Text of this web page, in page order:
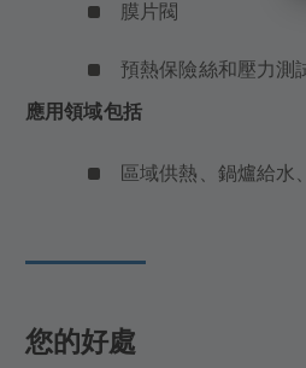
膜片閥
預熱保險絲和壓力測
應用領域包括
區域供熱、鍋爐給水
您的好處